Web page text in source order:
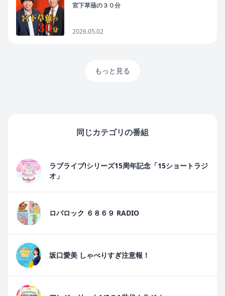
宮下草薙の３０分
2026.05.02
もっと見る
同じカテゴリの番組
ラブライブ!シリーズ15周年記念「15ショートラジ
オ」
ロバロック ６８６９ RADIO
坂口愛美 しゃべりすぎ注意報！